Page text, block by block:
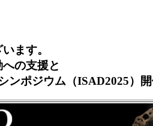
ます。
の支援と
ンポジウム（ISAD2025）